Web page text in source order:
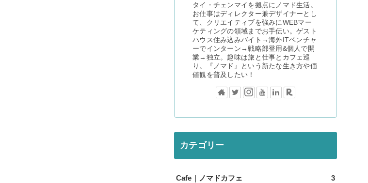
タイ・チェンマイを拠点にノマド生活。
お仕事はディレクター兼デザイナーとし
て、クリエイティブを強みにWEBマー
ケティングの領域までお手伝い。ゲスト
ハウス住み込みバイト→海外ITベンチャ
ーでインターン→戦略部登用&個人で開
業→独立。趣味は旅と仕事とカフェ巡
り。『ノマド』という新たな生き方や価
値観を普及したい！
カテゴリー
Cafe｜ノマドカフェ 3